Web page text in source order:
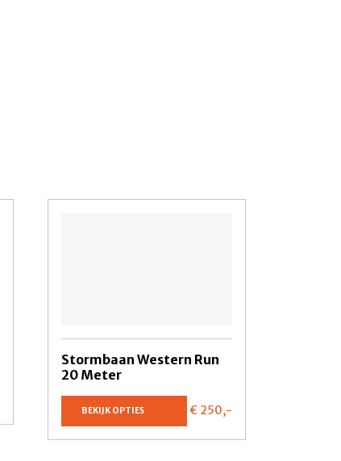
Stormbaan Western Run
20 Meter
BEKIJK OPTIES € 250,-